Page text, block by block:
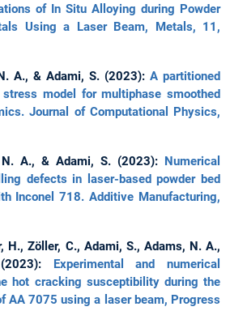
of In Situ Alloying during Powder
Using a Laser Beam, Metals, 11,
A., & Adami, S. (2023): A partitioned
model for multiphase smoothed
Journal of Computational Physics,
A., & Adami, S. (2023): Numerical
defects in laser-based powder bed
Inconel 718. Additive Manufacturing,
H., Zöller, C., Adami, S., Adams, N. A.,
Experimental and numerical
hot cracking susceptibility during the
AA 7075 using a laser beam, Progress